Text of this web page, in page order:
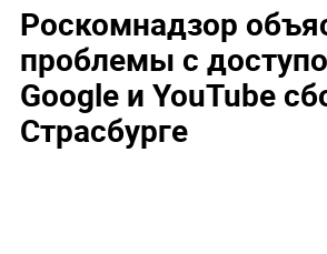
Роскомнадзор
проблемы с
Google и YouTube
Страсбурге